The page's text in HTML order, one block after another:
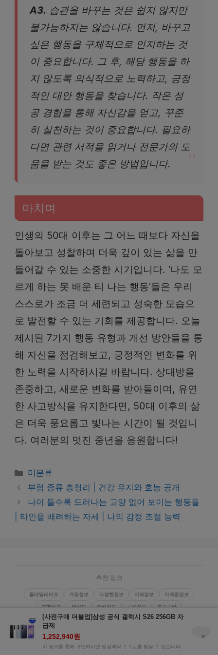
A3. 습관을 바꾸는 것은 쉽지 않지만
불가능하지는 않습니다. 먼저, 바꾸고
싶은 행동을 구체적으로 인지하는 것
이 중요합니다. 그 후, 해당 행동을 하
지 않도록 의식적으로 노력하고, 긍정
적인 대안 행동을 찾습니다. 작은 성
공 경험을 통해 자신감을 얻고, 꾸준
히 실천하는 것이 중요합니다. 필요하
다면 관련 서적을 읽거나 전문가의 도
움을 받는 것도 좋은 방법입니다.
마치며
인생의 50대 이후는 그 어느 때보다 자신을
돌아보고 성찰하며 더욱 깊이 있는 삶을 만
들어갈 수 있는 소중한 시기입니다. ‘나도 모
르게 하는 못 배운 티 나는 행동’들은 우리
스스로가 조금 더 세련되고 성숙한 모습으
로 발전할 수 있는 기회를 제공합니다. 오늘
제시된 7가지 행동 유형과 개선 방안들을 통
해 자신을 점검해보고, 긍정적인 변화를 위
한 노력을 시작하시길 바랍니다. 상대방을
존중하고, 새로운 변화를 받아들이며, 유연
한 사고방식을 유지한다면, 50대 이후의 삶
은 더욱 풍요롭고 빛나는 시간이 될 것입니
다. 여러분의 멋진 중년을 응원합니다!
Categories
미분류
부럼 종류 총정리 | 건강 유지와 효능 공개
나이 들수록 드러나는 교양 없어 보이는 행동들
| 타인을 배려하는 자세 | 나의 감정 조절 능력
추천 링크
올데일리이슈 가정정보 다양한정보 지역정보 자격증정보
여행정보 팁정보 심리정보 로컬정보 봉쥬르카
Copyright © 2026. 올띵스토리
는 →
[사전구매 더블업]삼성 공식 갤럭시 S26 256GB 자
급제
1,252,940원
이 링크를 통해 구입하시면 일정액의 수수료를 받을 수 있습니다.
×